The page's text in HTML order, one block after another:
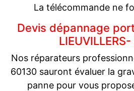
La télécommande ne
Devis dépannage
Nos réparateurs
60130 sauront évaluer la
panne pour vous